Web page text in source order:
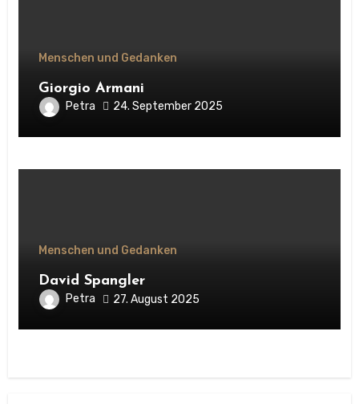
Menschen und Gedanken
Giorgio Armani
Petra 24. September 2025
Menschen und Gedanken
David Spangler
Petra 27. August 2025